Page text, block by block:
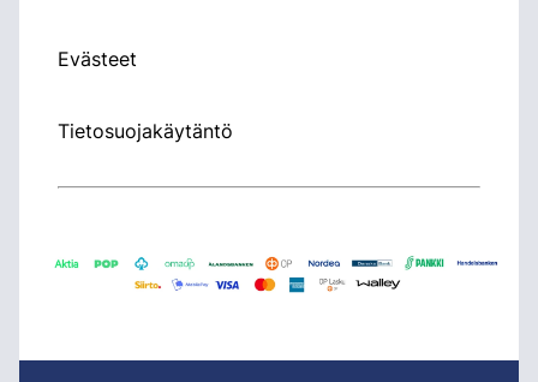
Evästeet
Tietosuojakäytäntö